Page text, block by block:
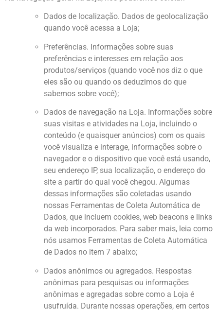
Dados de localização. Dados de geolocalização
quando você acessa a Loja;
Preferências. Informações sobre suas
preferências e interesses em relação aos
produtos/serviços (quando você nos diz o que
eles são ou quando os deduzimos do que
sabemos sobre você);
Dados de navegação na Loja. Informações sobre
suas visitas e atividades na Loja, incluindo o
conteúdo (e quaisquer anúncios) com os quais
você visualiza e interage, informações sobre o
navegador e o dispositivo que você está usando,
seu endereço IP, sua localização, o endereço do
site a partir do qual você chegou. Algumas
dessas informações são coletadas usando
nossas Ferramentas de Coleta Automática de
Dados, que incluem cookies, web beacons e links
da web incorporados. Para saber mais, leia como
nós usamos Ferramentas de Coleta Automática
de Dados no item 7 abaixo;
Dados anônimos ou agregados. Respostas
anônimas para pesquisas ou informações
anônimas e agregadas sobre como a Loja é
usufruída. Durante nossas operações, em certos